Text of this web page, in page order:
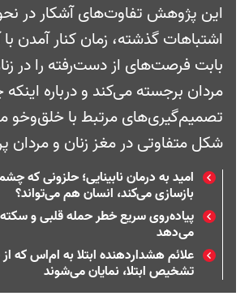
این پژوهش تفاوت‌های آشکار در
اشتباهات گذشته، زمان کنار آمدن
بابت فرصت‌های از دست‌رفته را در
مردان برجسته می‌کند و درباره
تصمیم‌گیری‌های مرتبط با
شکل متفاوتی در مغز زنان و مردان
امید به درمان نابینایی؛ حلزونی که
بازسازی می‌کند، انسان هم می‌تواند؟
پیاده‌روی سریع خطر حمله قلبی و
می‌دهد
علائم هشداردهنده ابتلا به ام‌اس که
تشخیص ابتلا، نمایان می‌شوند